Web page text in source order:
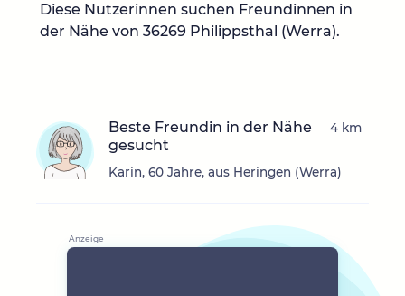
Diese Nutzerinnen suchen Freundinnen in
der Nähe von 36269 Philippsthal (Werra).
Beste Freundin in der Nähe
gesucht
Karin, 60 Jahre, aus Heringen (Werra)
4 km